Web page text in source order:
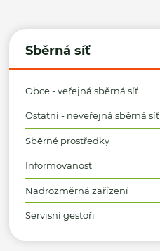
Sběrná síť
Obce - veřejná sběrná síť
Ostatní - neveřejná sběrná síť
Sběrné prostředky
Informovanost
Nadrozměrná zařízení
Servisní gestoři